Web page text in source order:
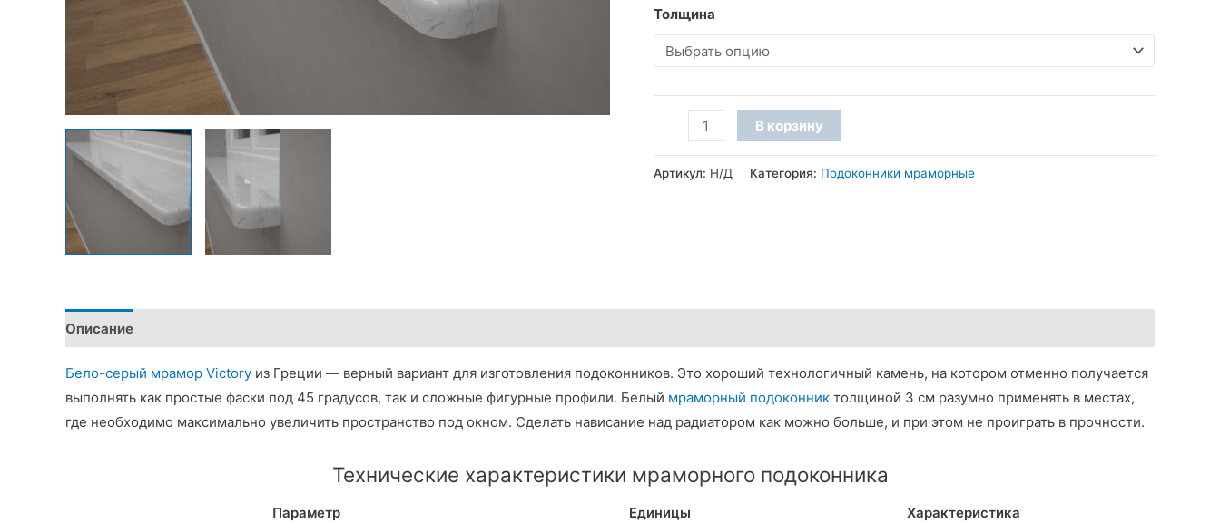
190 грн
Толщина
Количество
товара
Подоконник
В корзину
Артикул: Н/Д Категория: Подоконники мраморные
Описание
Бело-серый мрамор Victory из Греции — верный вариант для изготовления подоконников. Это хороший технологичный камень, на котором отменно получается
выполнять как простые фаски под 45 градусов, так и сложные фигурные профили. Белый мраморный подоконник толщиной 3 см разумно применять в местах,
где необходимо максимально увеличить пространство под окном. Сделать нависание над радиатором как можно больше, и при этом не проиграть в прочности.
Технические характеристики мраморного подоконника
Параметр Единицы Характеристика